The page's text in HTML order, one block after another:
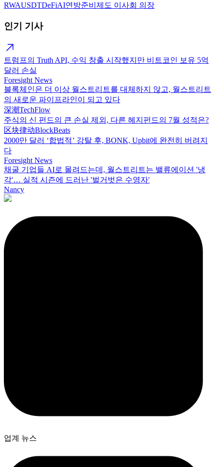
RWAUSDTDeFiAI연방준비제도 이사회 의장
인기 기사
트럼프의 Truth API, 수익 창출 시작했지만 비트코인 보유 5억
달러 손실
Foresight News
블록체인은 더 이상 월스트리트를 대체하지 않고, 월스트리트
의 새로운 파이프라인이 되고 있다
深潮TechFlow
주식의 신 펀드의 큰 손실 제외, 다른 헤지펀드의 7월 성적은?
区块律动BlockBeats
2000만 달러 ‘합법적’ 강탈 후, BONK, Upbit에 완전히 버려지
다
Foresight News
채굴 기업들 AI로 몰려드는데, 월스트리트는 밸류에이션 '냉
각'… 실적 시즌에 드러난 '벌거벗은 수영자'
Nancy
업계 뉴스